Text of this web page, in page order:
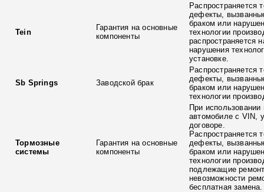
Tein
Гарантия на основные
компоненты
Распространяется
дефекты,
браком или
технологии
распространяется
нарушения
установке.
Sb Springs Заводской брак
Распространяется
дефекты,
браком или
технологии
Тормозные
системы
Гарантия на основные
компоненты
При использовании
автомобиле с VIN,
договоре.
Распространяется
дефекты,
браком или
технологии
подлежащие
невозможности
бесплатная замена.